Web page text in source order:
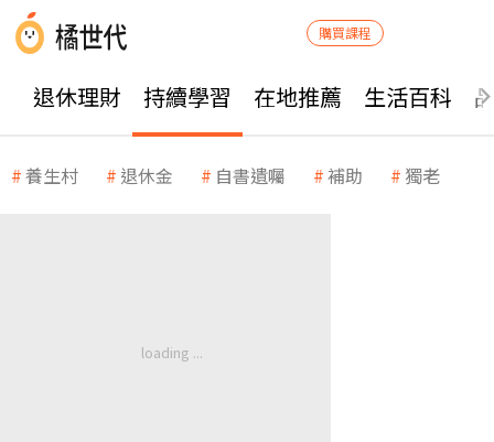
購買課程
退休理財 持續學習 在地推薦 生活百科
養生村 退休金 自書遺囑 補助 獨老